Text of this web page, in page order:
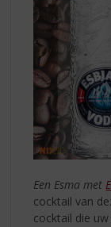
Een Esma met
cocktail van
cocktail die